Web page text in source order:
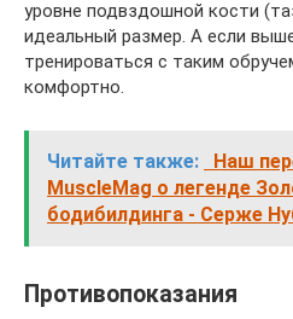
уровне подвздошной кости
идеальный размер. А если
тренироваться с таким
комфортно.
Читайте также:
Наш
MuscleMag о легенде
бодибилдинга - Серже
Противопоказания